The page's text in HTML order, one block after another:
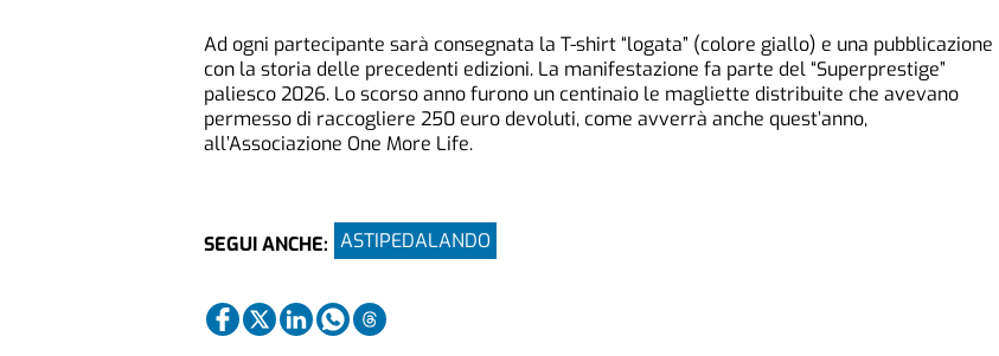
Ad ogni partecipante sarà consegnata la T-shirt “logata” (colore giallo) e una pubblicazione
con la storia delle precedenti edizioni. La manifestazione fa parte del “Superprestige”
paliesco 2026. Lo scorso anno furono un centinaio le magliette distribuite che avevano
permesso di raccogliere 250 euro devoluti, come avverrà anche quest’anno,
all’Associazione One More Life.
SEGUI ANCHE: ASTIPEDALANDO